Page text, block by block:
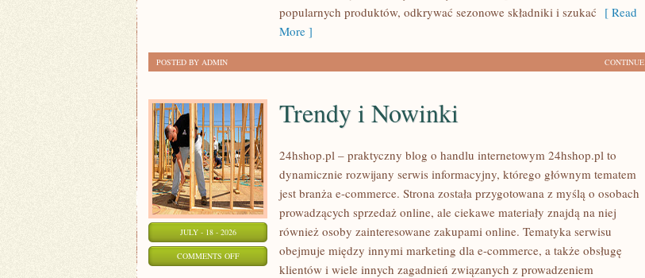
popularnych produktów, odkrywać sezonowe składniki i szukać [ Read
More ]
CONTINUE
POSTED BY ADMIN
JULY - 18 - 2026
COMMENTS OFFON
Trendy i Nowinki
24hshop.pl – praktyczny blog o handlu internetowym 24hshop.pl to
dynamicznie rozwijany serwis informacyjny, którego głównym tematem
jest branża e-commerce. Strona została przygotowana z myślą o osobach
prowadzących sprzedaż online, ale ciekawe materiały znajdą na niej
również osoby zainteresowane zakupami online. Tematyka serwisu
obejmuje między innymi marketing dla e-commerce, a także obsługę
klientów i wiele innych zagadnień związanych z prowadzeniem